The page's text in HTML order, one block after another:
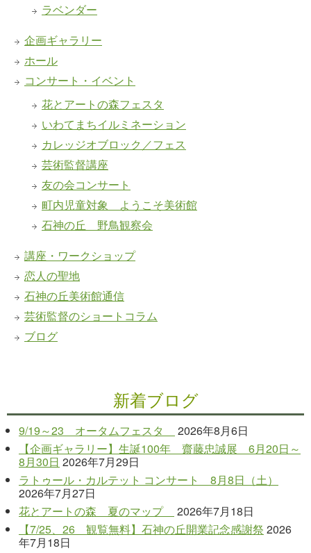
ラベンダー
企画ギャラリー
ホール
コンサート・イベント
花とアートの森フェスタ
いわてまちイルミネーション
カレッジオブロック／フェス
芸術監督講座
友の会コンサート
町内児童対象 ようこそ美術館
石神の丘 野鳥観察会
講座・ワークショップ
恋人の聖地
石神の丘美術館通信
芸術監督のショートコラム
ブログ
新着ブログ
9/19～23 オータムフェスタ
2026年8月6日
【企画ギャラリー】生誕100年 齋藤忠誠展 6月20日～
8月30日 2026年7月29日
ラトゥール・カルテット コンサート 8月8日（土）
2026年7月27日
花とアートの森 夏のマップ
2026年7月18日
【7/25、26 観覧無料】石神の丘開業記念感謝祭 2026
年7月18日